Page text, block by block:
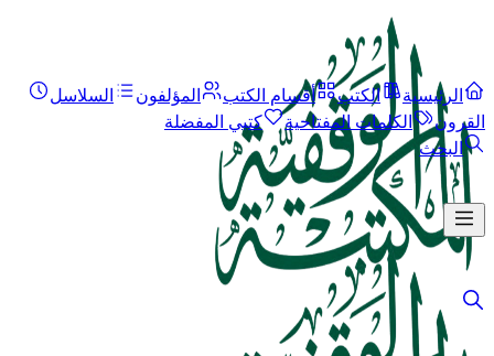
الرئيسية الكتب أقسام الكتب المؤلفون
السلاسل
القرون
الكلمات المفتاحية
كتبي المفضلة
البحث